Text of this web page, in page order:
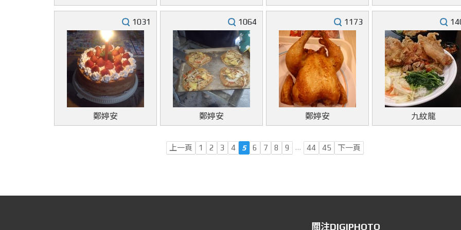
1031
鄭婷安
1064
鄭婷安
1173
鄭婷安 九紋龍
上一頁 1 2 3 4 5 6 7 8 9 … 44 45 下一頁
關注DIGIPHOTO